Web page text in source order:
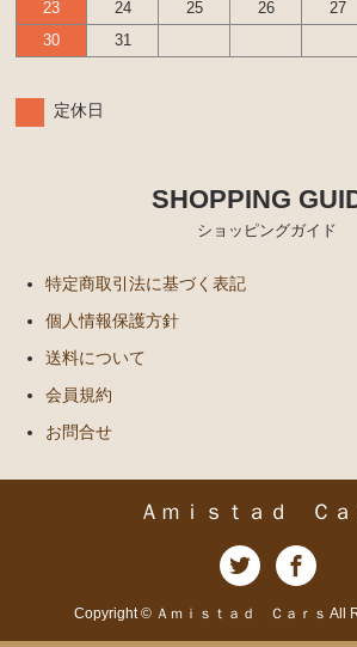
23
24 25 26 27
30
31
定休日
SHOPPING
ショッピングガイド
特定商取引法に基づく表記
個人情報保護方針
送料について
会員規約
お問合せ
Ａｍｉｓｔａｄ Ｃａ
Copyright © Ａｍｉｓｔａｄ Ｃａｒｓ All